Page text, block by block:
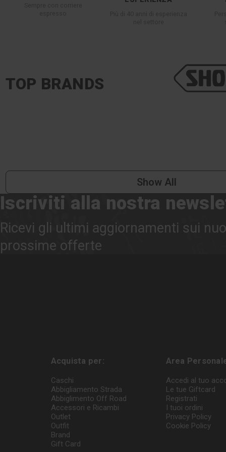
TOP BRANDS
Show All
Iscriviti alla nostra
Ricevi gli ultimi aggiornamenti sui
prossime offerte
Acquista per:
Caschi
Abbigliamento Strada
Abbiglimento Off Road
Accessori e Ricambi
Outlet
Outfit
Brand
Gift Card
Area
Accedi al tuo
Le tue Giftcard
Registrati
I tuoi ordini
Privacy Policy
Cookie Policy